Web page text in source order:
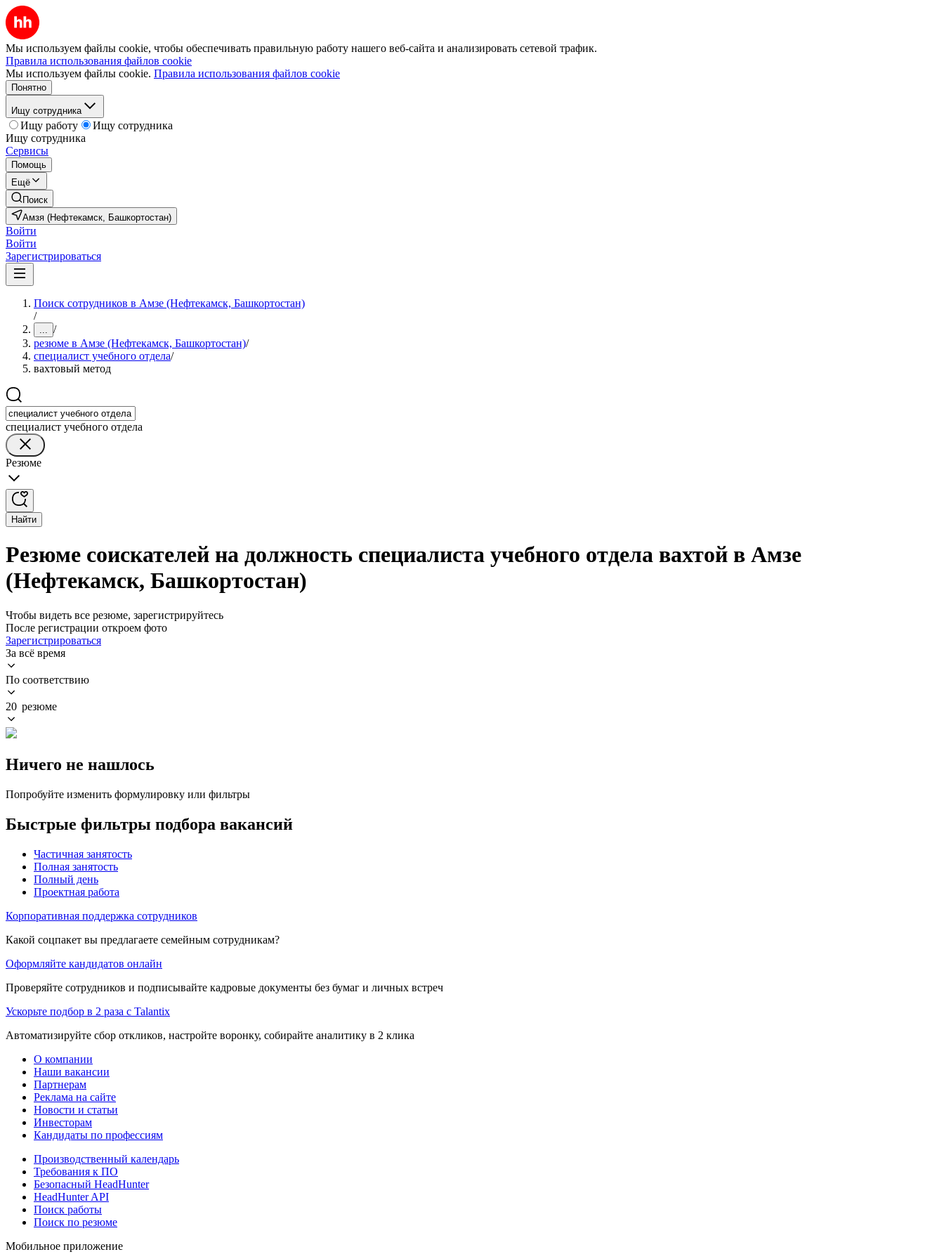
Мы используем файлы cookie, чтобы обеспечивать правильную работу нашего веб-сайта и анализировать сетевой трафик.
Правила использования файлов cookie
Мы используем файлы cookie. Правила использования файлов cookie
Понятно
Ищу сотрудника
Ищу работу
Ищу сотрудника
Ищу сотрудника
Сервисы
Помощь
Ещё
Поиск
Амзя (Нефтекамск, Башкортостан)
Войти
Войти
Зарегистрироваться
Поиск сотрудников в Амзе (Нефтекамск, Башкортостан)
/
... /
резюме в Амзе (Нефтекамск, Башкортостан)/
специалист учебного отдела/
вахтовый метод
специалист учебного отдела
Резюме
Найти
Резюме соискателей на должность специалиста учебного отдела вахтой в Амзе
(Нефтекамск, Башкортостан)
Чтобы видеть все резюме, зарегистрируйтесь
После регистрации откроем фото
Зарегистрироваться
За всё время
По соответствию
20 резюме
Ничего не нашлось
Попробуйте изменить формулировку или фильтры
Быстрые фильтры подбора вакансий
Частичная занятость
Полная занятость
Полный день
Проектная работа
Корпоративная поддержка сотрудников
Какой соцпакет вы предлагаете семейным сотрудникам?
Оформляйте кандидатов онлайн
Проверяйте сотрудников и подписывайте кадровые документы без бумаг и личных встреч
Ускорьте подбор в 2 раза с Talantix
Автоматизируйте сбор откликов, настройте воронку, собирайте аналитику в 2 клика
О компании
Наши вакансии
Партнерам
Реклама на сайте
Новости и статьи
Инвесторам
Кандидаты по профессиям
Производственный календарь
Требования к ПО
Безопасный HeadHunter
HeadHunter API
Поиск работы
Поиск по резюме
Мобильное приложение